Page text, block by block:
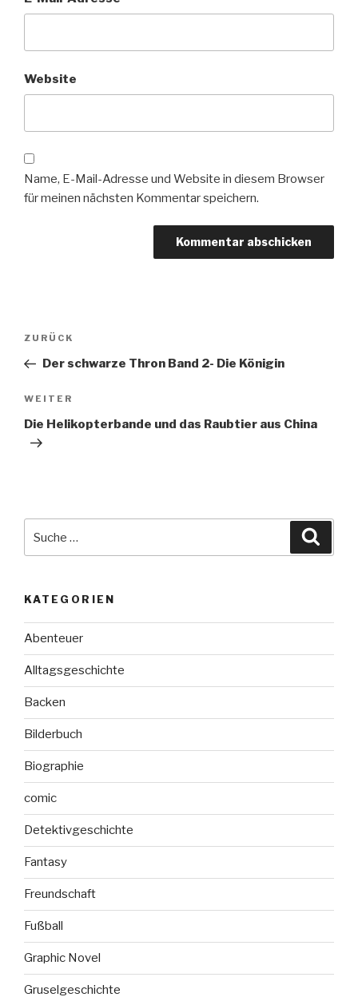
Website
Name, E-Mail-Adresse und Website in diesem Browser
für meinen nächsten Kommentar speichern.
Beitragsnavigation
Vorheriger
Beitrag
ZURÜCK
Der schwarze Thron Band 2- Die Königin
Nächster
Beitrag
WEITER
Die Helikopterbande und das Raubtier aus China
nach:
KATEGORIEN
Abenteuer
Alltagsgeschichte
Backen
Bilderbuch
Biographie
comic
Detektivgeschichte
Fantasy
Freundschaft
Fußball
Graphic Novel
Gruselgeschichte